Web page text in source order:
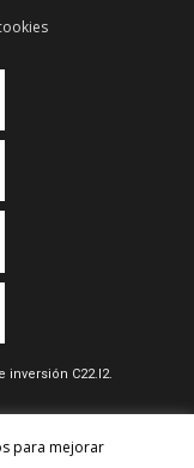
para mejorar
inversión C22.I2.
normas
de concesión